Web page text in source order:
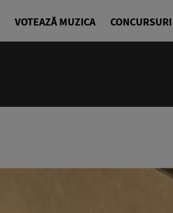
VOTEAZĂ MUZICA CONCURSURI